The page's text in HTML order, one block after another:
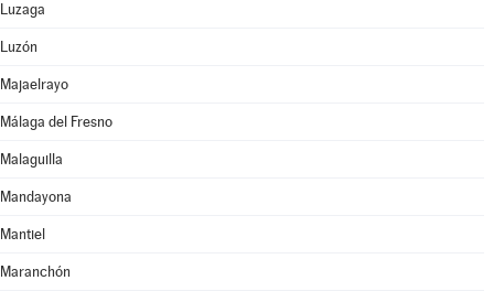
Luzaga
Luzón
Majaelrayo
Málaga del Fresno
Malaguilla
Mandayona
Mantiel
Maranchón